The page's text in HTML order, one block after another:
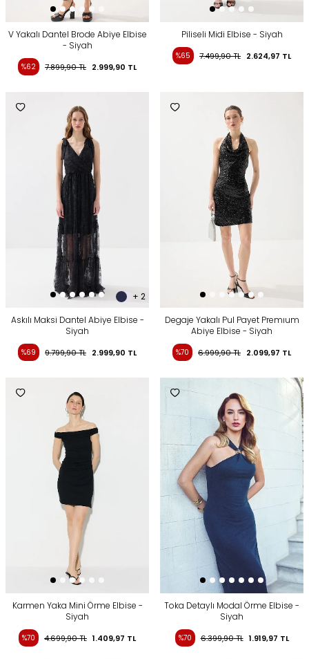
V Yakalı Dantel Brode Abiye Elbise
- Siyah
%62 7.899,90TL 2.999,90 TL
Piliseli Midi Elbise - Siyah
%65 7.499,90TL 2.624,97 TL
+ 2
Askılı Maksi Dantel Abiye Elbise -
Siyah
%69 9.799,90TL 2.999,90 TL
Degaje Yakalı Pul Payet Premıum
Abiye Elbise - Siyah
%70 6.999,90TL 2.099,97 TL
Karmen Yaka Mini Örme Elbise -
Siyah
%70 4.699,90TL 1.409,97 TL
Toka Detaylı Modal Örme Elbise -
Siyah
%70 6.399,90TL 1.919,97 TL